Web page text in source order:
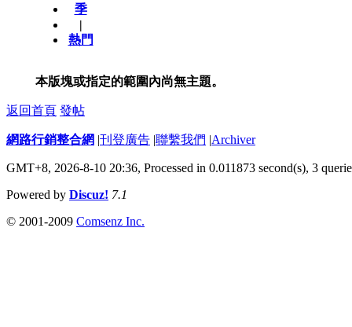
季
|
熱門
本版塊或指定的範圍內尚無主題。
返回首頁 發帖
網路行銷整合網 |刊登廣告 |聯繫我們 |Archiver
GMT+8, 2026-8-10 20:36, Processed in 0.011873 second(s), 3
Powered by Discuz! 7.1
© 2001-2009 Comsenz Inc.